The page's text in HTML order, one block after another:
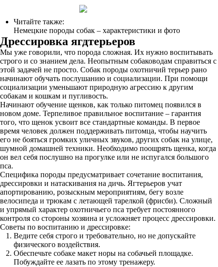
Читайте также:
Немецкие породы собак – характеристики и фото
Дрессировка ягдтерьеров
Мы уже говорили, что порода сложная. Их нужно воспитывать
строго и со знанием дела. Неопытным собаководам справиться с
этой задачей не просто. Собак породы охотничий терьер рано
начинают обучать послушанию и социализации. При помощи
социализации уменьшают природную агрессию к другим
собакам и кошкам и пугливость.
Начинают обучение щенков, как только питомец появился в
новом доме. Терпеливое правильное воспитание – гарантия
того, что щенок усвоит все стандартные команды. В первое
время человек должен поддерживать питомца, чтобы научить
его не бояться громких уличных звуков, других собак на улице,
шумной домашней техники. Необходимо поощрять щенка, когда
он вел себя послушно на прогулке или не испугался большого
пса.
Специфика породы предусматривает сочетание воспитания,
дрессировки и натаскивания на дичь. Ягтерьеров учат
апортированию, розыскным мероприятиям, бегу возле
велосипеда и трюкам с летающей тарелкой (фрисби). Сложный
и упрямый характер охотничьего пса требует постоянного
контроля со стороны хозяина и усложняет процесс дрессировки.
Советы по воспитанию и дрессировке:
Ведите себя строго и требовательно, но не допускайте
физического воздействия.
Обеспечьте собаке макет норы на собачьей площадке.
Побуждайте ее лазать по этому тренажеру.